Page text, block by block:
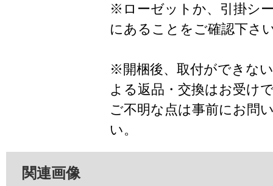
※ローゼットか、引掛シ
にあることをご確認下さ
※開梱後、取付ができな
よる返品・交換はお受け
ご不明な点は事前にお問
い。
関連画像